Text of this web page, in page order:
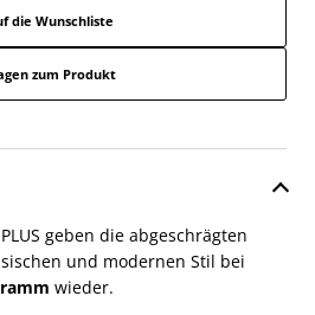
die Wunschliste
zum Produkt
geben die abgeschrägten
und modernen Stil bei
wieder.